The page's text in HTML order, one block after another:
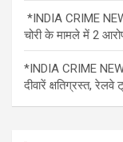
*INDIA CRIME
चोरी के मामले में 2
*INDIA CRIME
दीवारें क्षतिग्रस्त,